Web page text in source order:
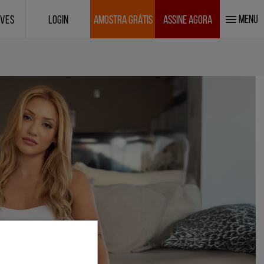
LOGIN AMOSTRA GRÁTIS ASSINE AGORA MENU